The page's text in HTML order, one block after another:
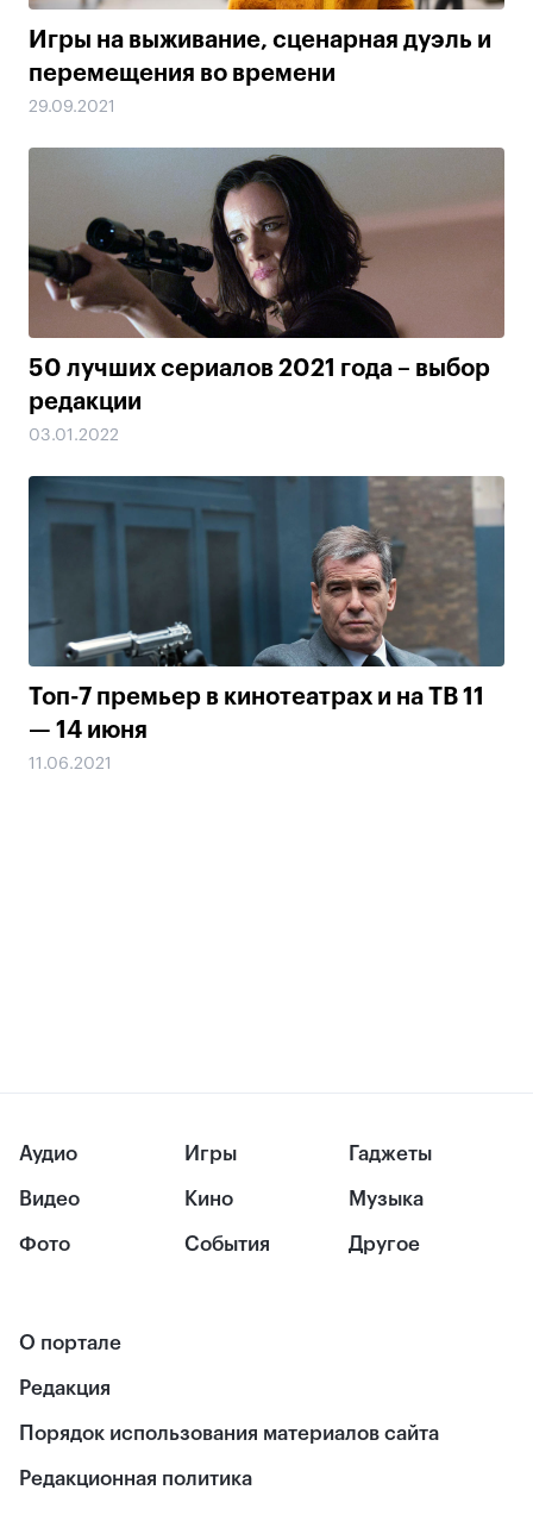
Игры на выживание, сценарная дуэль и
перемещения во времени
29.09.2021
50 лучших сериалов 2021 года – выбор
редакции
03.01.2022
Топ-7 премьер в кинотеатрах и на ТВ 11
— 14 июня
11.06.2021
Аудио
Видео
Фото
Игры
Кино
События
Гаджеты
Музыка
Другое
О портале
Редакция
Порядок использования материалов сайта
Редакционная политика